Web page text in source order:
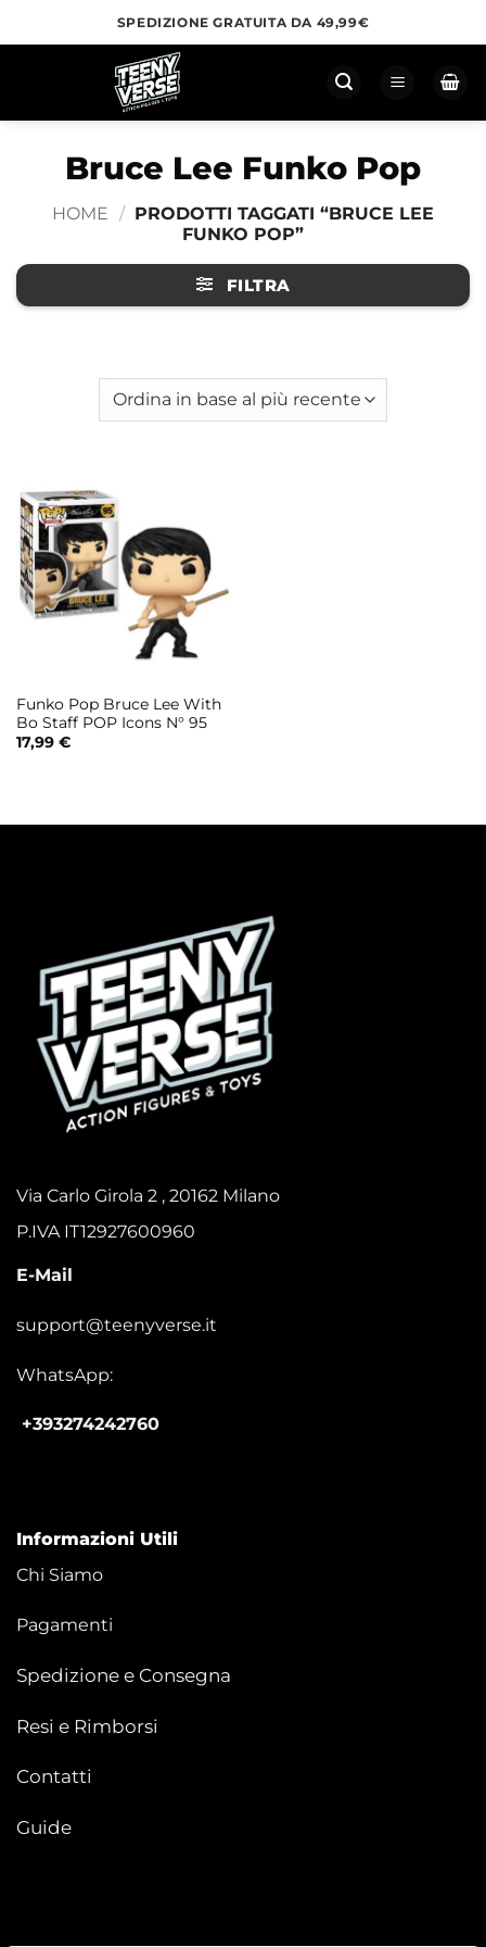
ai
SPEDIZIONE GRATUITA DA 49,99€
Bruce Lee Funko Pop
HOME / PRODOTTI TAGGATI “BRUCE LEE
FUNKO POP”
FILTRA
Funko Pop Bruce Lee With
Bo Staff POP Icons N° 95
17,99 €
Via Carlo Girola 2 , 20162 Milano
P.IVA IT12927600960
E-Mail
support@teenyverse.it
WhatsApp:
+393274242760
Informazioni Utili
Chi Siamo
Pagamenti
Spedizione e Consegna
Resi e Rimborsi
Contatti
Guide